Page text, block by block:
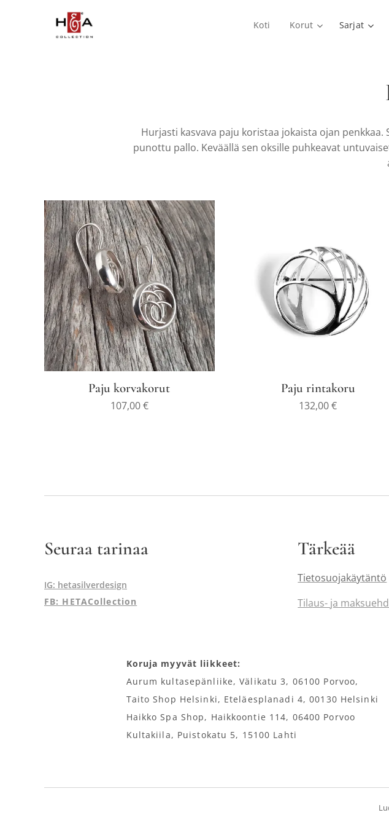
Koti Korut Sarjat
Hurjasti kasvava paju koristaa jokaista ojan
punottu pallo. Keväällä sen oksille puhkeavat
Paju korvakorut
107,00€
Paju rintakoru
132,00€
Seuraa tarinaa
IG: hetasilverdesign
FB: HETACollection
Tärkeää
Tietosuojakäytäntö
Tilaus- ja
Koruja myyvät liikkeet:
Aurum kultasepänliike, Välikatu 3, 06100 Porvoo,
Taito Shop Helsinki, Eteläesplanadi 4, 00130 Helsinki
Haikko Spa Shop, Haikkoontie 114, 06400 Porvoo
Kultakiila, Puistokatu 5, 15100 Lahti